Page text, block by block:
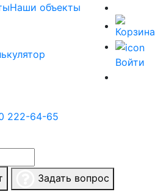
Наши объекты
Войти
222-64-65
Задать вопрос